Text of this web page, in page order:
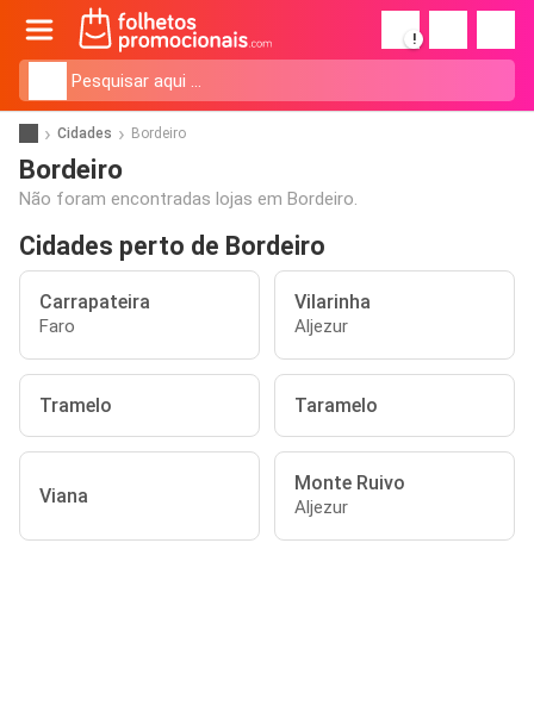
!
Cidades Bordeiro
Bordeiro
Não foram encontradas lojas em Bordeiro.
Cidades perto de Bordeiro
Carrapateira
Faro
Vilarinha
Aljezur
Tramelo Taramelo
Viana
Monte Ruivo
Aljezur